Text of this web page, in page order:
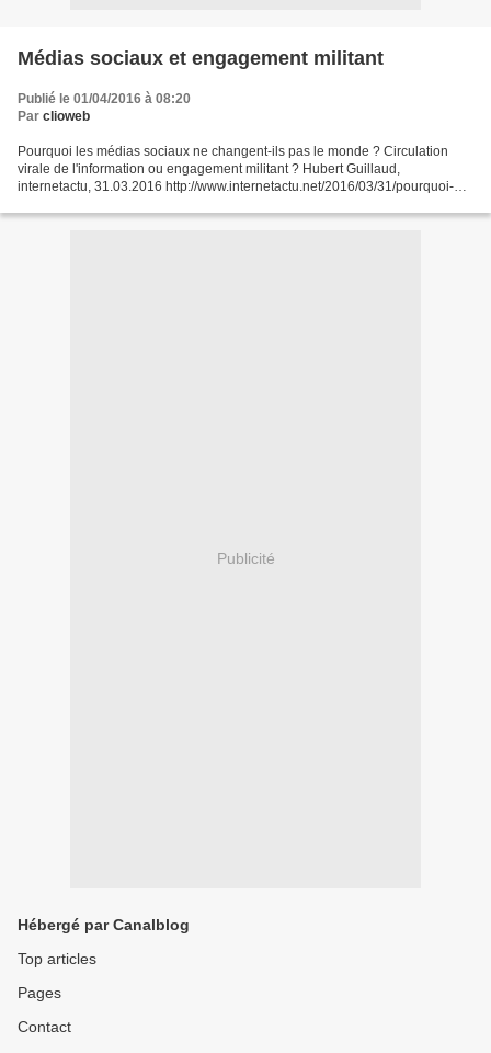
Médias sociaux et engagement militant
Publié le 01/04/2016 à 08:20
Par clioweb
Pourquoi les médias sociaux ne changent-ils pas le monde ? Circulation
virale de l'information ou engagement militant ? Hubert Guillaud,
internetactu, 31.03.2016 http://www.internetactu.net/2016/03/31/pourquoi-
Publicité
Hébergé par Canalblog
Top articles
Pages
Contact